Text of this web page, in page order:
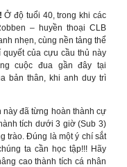
Ở độ tuổi 40, trong khi các
– huyền thoại CLB
nhẹn, cùng nền tảng thể
của cựu cầu thủ này
cuộc đua gần đây tại
bản thân, khi anh duy trì
này đã từng hoàn thành cự
tích dưới 3 giờ (Sub 3)
trào. Đúng là một ý chí sắt
ta cần học tập!!! Hãy
cao thành tích cá nhân